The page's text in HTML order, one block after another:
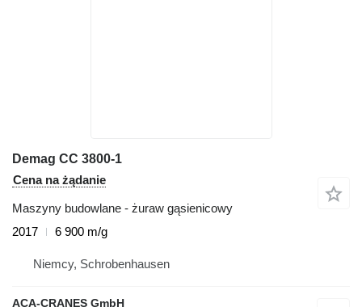
Demag CC 3800-1
Cena na żądanie
Maszyny budowlane - żuraw gąsienicowy
2017
6 900 m/g
Niemcy, Schrobenhausen
ACA-CRANES GmbH